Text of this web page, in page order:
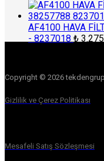
AF4100 HAVA
- 8237018 ₺
Copyright © 2026
Gizlilik ve Çerez Politikası
Mesafeli Satış Sözleşmesi